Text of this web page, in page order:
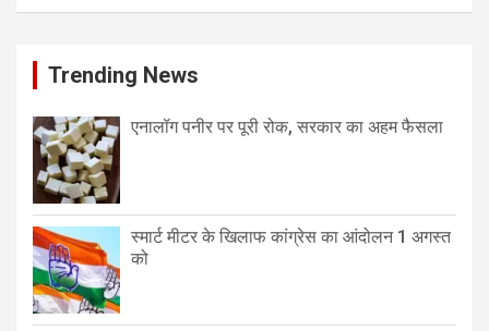
Trending News
एनालॉग पनीर पर पूरी रोक, सरकार का अहम फैसला
स्मार्ट मीटर के खिलाफ कांग्रेस का आंदोलन 1 अगस्त
को